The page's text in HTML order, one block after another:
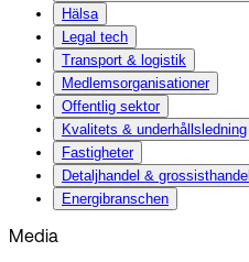
Hälsa
Legal tech
Transport & logistik
Medlemsorganisationer
Offentlig sektor
Kvalitets & underhållsledning
Fastigheter
Detaljhandel & grossisthandel
Energibranschen
Media